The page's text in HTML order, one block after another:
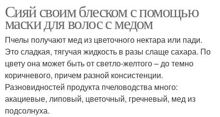
Сияй своим блеском с помощью
маски для волос с медом
Пчелы получают мед из цветочного нектара или пади.
Это сладкая, тягучая жидкость в разы слаще сахара. По
цвету она может быть от светло-желтого – до темно
коричневого, причем разной консистенции.
Разновидностей продукта пчеловодства много:
акациевые, липовый, цветочный, гречневый, мед из
подсолнуха.